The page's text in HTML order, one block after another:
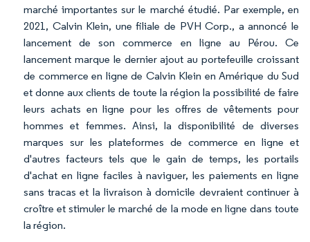
marché importantes sur le marché étudié. Par exemple, en
2021, Calvin Klein, une filiale de PVH Corp., a annoncé le
lancement de son commerce en ligne au Pérou. Ce
lancement marque le dernier ajout au portefeuille croissant
de commerce en ligne de Calvin Klein en Amérique du Sud
et donne aux clients de toute la région la possibilité de faire
leurs achats en ligne pour les offres de vêtements pour
hommes et femmes. Ainsi, la disponibilité de diverses
marques sur les plateformes de commerce en ligne et
d'autres facteurs tels que le gain de temps, les portails
d'achat en ligne faciles à naviguer, les paiements en ligne
sans tracas et la livraison à domicile devraient continuer à
croître et stimuler le marché de la mode en ligne dans toute
la région.